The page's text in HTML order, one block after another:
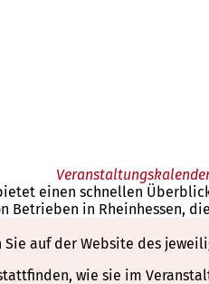
einen schnellen
Betrieben in Rheinhessen,
auf der Website des
wie sie im